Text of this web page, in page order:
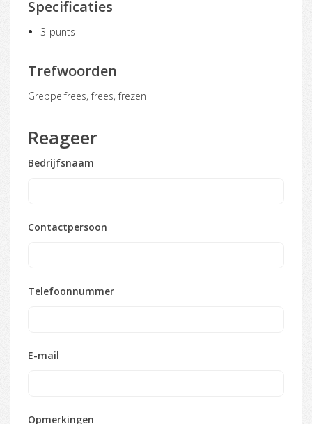
Specificaties
3-punts
Trefwoorden
greppelfrees, frees, frezen
Reageer
Bedrijfsnaam
Contactpersoon
Telefoonnummer
E-mail
Opmerkingen